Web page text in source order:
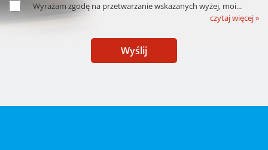
Wyrażam zgodę na przetwarzanie wskazanych wyżej, moi...
czytaj więcej »
Wyślij